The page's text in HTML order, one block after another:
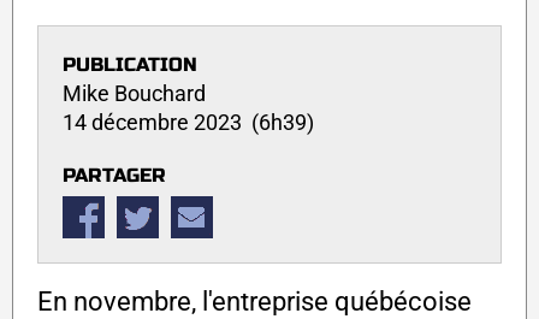
PUBLICATION
Mike Bouchard
14 décembre 2023 (6h39)
PARTAGER
En novembre, l'entreprise québécoise